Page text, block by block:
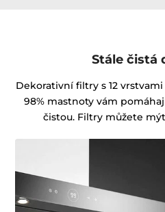
Stále čistá
Dekorativní filtry s 12
98% mastnoty vám
čistou. Filtry můžete